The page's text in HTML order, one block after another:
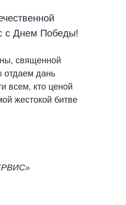
с Днем Победы!
священной
отдаем дань
всем, кто ценой
жестокой битве